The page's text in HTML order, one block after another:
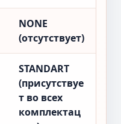
NONE
(отсутствует)
STANDART
(присутствуе
т во всех
комплектац